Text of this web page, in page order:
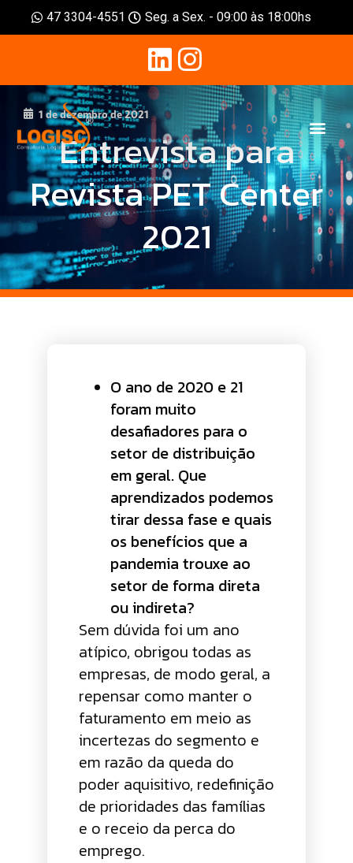
47 3304-4551 Seg. a Sex. - 09:00 às 18:00hs
1 de dezembro de 2021
Entrevista para
Revista PET Center
2021
O ano de 2020 e 21
foram muito
desafiadores para o
setor de distribuição
em geral. Que
aprendizados podemos
tirar dessa fase e quais
os benefícios que a
pandemia trouxe ao
setor de forma direta
ou indireta?
Sem dúvida foi um ano
atípico, obrigou todas as
empresas, de modo geral, a
repensar como manter o
faturamento em meio as
incertezas do segmento e
em razão da queda do
poder aquisitivo, redefinição
de prioridades das famílias
e o receio da perca do
emprego.